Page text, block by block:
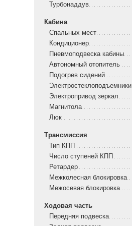
Турбонаддув
Кабина
Спальных мест
Кондиционер
Пневмоподвеска кабины
Автономный отопитель
Подогрев сидений
Электростеклоподъемники
Электропривод зеркал
Магнитола
Люк
Трансмиссия
Тип КПП
Число ступеней КПП
Ретардер
Межколесная блокировка
Межосевая блокировка
Ходовая часть
Передняя подвеска